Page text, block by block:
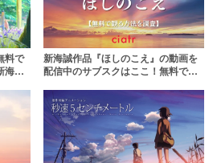
料で
海誠
新海誠作品『ほしのこえ』の動画を
配信中のサブスクはここ！無料で観